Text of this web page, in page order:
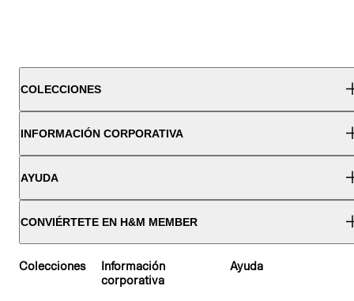
COLECCIONES
INFORMACIÓN CORPORATIVA
AYUDA
CONVIÉRTETE EN H&M MEMBER
Colecciones
Información
corporativa
Ayuda